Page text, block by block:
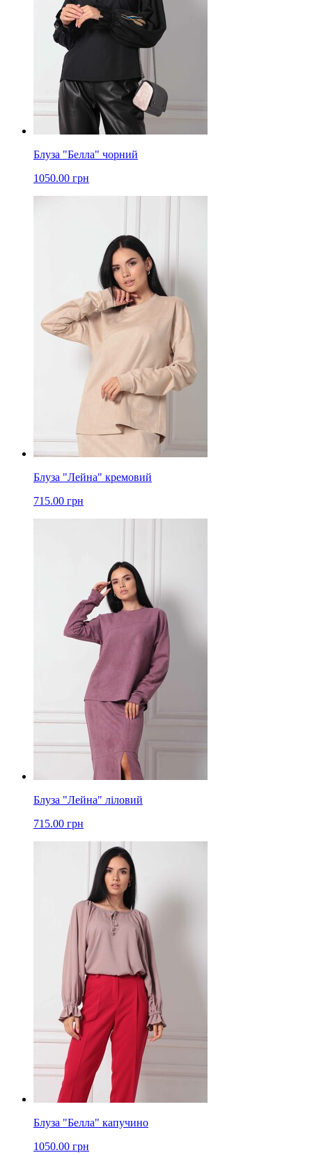
Блуза "Белла" чорний
1050.00 грн
Блуза "Лейна" кремовий
715.00 грн
Блуза "Лейна" ліловий
715.00 грн
Блуза "Белла" капучино
1050.00 грн